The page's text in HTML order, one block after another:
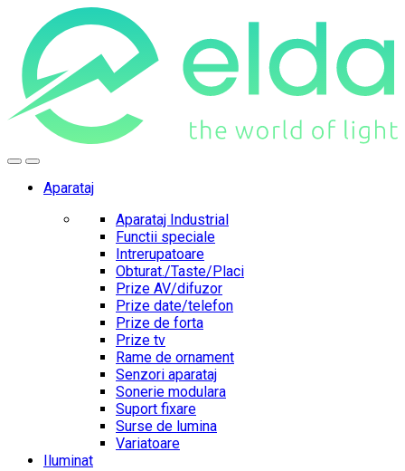
navigation
content
Aparataj
Aparataj Industrial
Functii speciale
Intrerupatoare
Obturat./Taste/Placi
Prize AV/difuzor
Prize date/telefon
Prize de forta
Prize tv
Rame de ornament
Senzori aparataj
Sonerie modulara
Suport fixare
Surse de lumina
Variatoare
Iluminat